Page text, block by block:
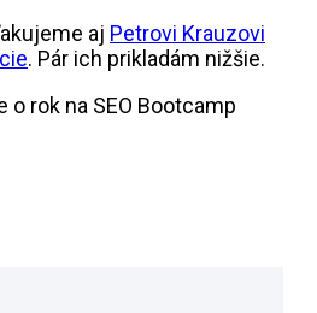
aj Petrovi Krauzovi
. Pár ich prikladám nižšie.
o rok na SEO Bootcamp